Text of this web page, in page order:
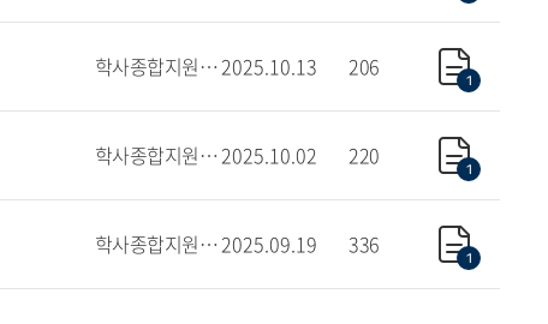
학사종합지원센터 2025.10.13 206 1
학사종합지원센터(서울) 2025.10.02 220 1
학사종합지원센터 2025.09.19 336 1